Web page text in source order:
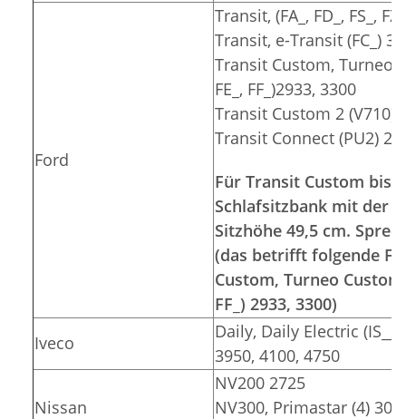
Ford
Transit, (FA_, FD_, FS_,
Transit, e-Transit (FC_)
Transit Custom, Turneo
FE_, FF_)2933, 3300
Transit Custom 2 (V710)
Transit Connect (PU2)
Für Transit Custom bis
Schlafsitzbank mit der
Sitzhöhe 49,5 cm.
(das betrifft folgende
Custom, Turneo Custom
FF_) 2933, 3300)
Iveco
Daily, Daily Electric
3950, 4100, 4750
Nissan
NV200 2725
NV300, Primastar (4)